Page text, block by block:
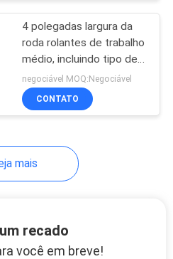
fortes
4 polegadas largura da
roda rolantes de trabalho
médio, incluindo tipo de
travagem de bloqueio
lateral e buraco de
parafuso espaçamento
de carga
negociável MOQ:Negociável
CONTATO
mais
recado
você em breve!